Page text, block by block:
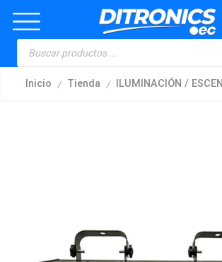
Inicio / Tienda / ILUMINACIÓN /